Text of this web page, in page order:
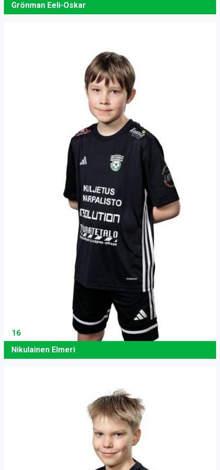
Grönman Eeli-Oskar
16
Nikulainen Elmeri